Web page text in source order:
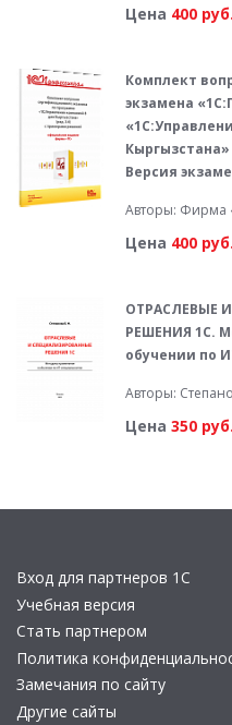
Цена 400 руб.
Комплект
экзамена
Версия
Авторы: Фирма
Цена 400 руб.
ОТРАСЛЕВЫЕ
РЕШЕНИЯ 1С.
обучении по
Авторы:
Цена 350 руб.
Вход для партнеров 1С
Учебная версия
Стать партнером
Политика
Замечания по сайту
Другие сайты